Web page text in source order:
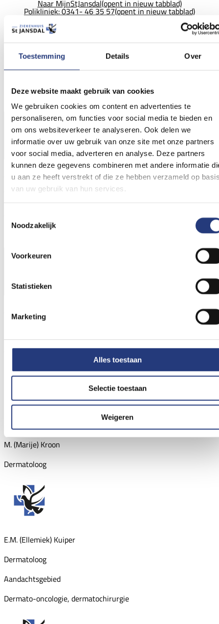
Toestemming Details Over
Deze website maakt gebruik van cookies
We gebruiken cookies om content en advertenties te
personaliseren, om functies voor social media te bieden en
om ons websiteverkeer te analyseren. Ook delen we
informatie over uw gebruik van onze site met onze partners
voor social media, adverteren en analyse. Deze partners
kunnen deze gegevens combineren met andere informatie
u aan ze heeft verstrekt of die ze hebben verzameld op
van uw gebruik van hun services.
Noodzakelijk
Voorkeuren
Statistieken
Marketing
Alles toestaan
Selectie toestaan
Weigeren
Naar MijnStJansdal(opent in nieuw tabblad)
Polikliniek: 0341- 46 35 57(opent in nieuw tabblad)
Identificatieplicht
In het ziekenhuis moet iedereen een geldig
identiteitsbewijs laten zien. Neem dit altijd mee naar uw
Het team
A. (Astrid) de Boer - Brand
Verpleegkundig specialist dermatologie
Inflammatoire dermatosen zoals eczeem, psoriasis en acne
Aandachtsgebied
Dermatologie, allergologie, flebologie
M. (Marije) Kroon
Dermatoloog
E.M. (Ellemiek) Kuiper
Dermatoloog
Aandachtsgebied
Dermato-oncologie, dermatochirurgie